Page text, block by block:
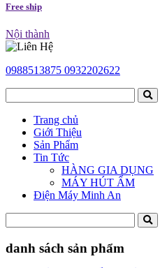
Free ship
Nội thành
0988513875 0932202622
Trang chủ
Giới Thiệu
Sản Phẩm
Tin Tức
HÀNG GIA DỤNG
MÁY HÚT ẨM
Điện Máy Minh An
danh sách sản phẩm